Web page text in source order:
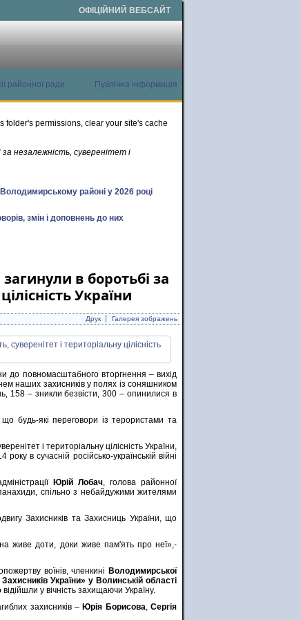
ОФІЦІЙНИЙ ВЕБСАЙТ
районної ради
Публічна інформація
folder's permissions, clear your site's cache
за незалежність, суверенітет і
Володимирському районі у 2026 році
змін і доповнень до них
в боротьбі за
України
Друк Галерея зображень
до повномасштабного вторгнення – вихід
наших захисників у полях із соняшником
158 – зникли безвісти, 300 – опинилися в
будь-які переговори із терористами та
і територіальну цілісність України,
в сучасній російсько-українській війні
Юрій Лобач, голова районної
спільно з небайдужими жителями
Захисників та Захисниць України, що
живе доти, доки живе пам'ять про неї»,-
воїнів, членкині Володимирської
України» у Волинській області
у вічність захищаючи Україну.
захисників – Юрія Борисова,Сергія